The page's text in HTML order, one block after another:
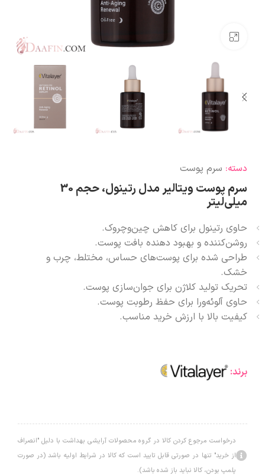
بزرگنمایی تصویر
دسته: سرم پوست
سرم پوست ویتالیر مدل رتینول، حجم 30
میلی‌لیتر
حاوی رتینول برای کاهش چین‌وچروک.
روشن‌کننده و بهبود دهنده بافت پوست.
طراحی شده برای پوست‌های حساس، مختلط، چرب و
خشک.
تحریک تولید کلاژن برای جوان‌سازی پوست.
حاوی آلوئه‌ورا برای حفظ رطوبت پوست.
کیفیت بالا با ارزش خرید مناسب.
برند:
درخواست مرجوع کردن کالا در گروه محصولات آرایشی بهداشت با دلیل "انصراف
از خرید" تنها در صورتی قابل تایید است که کالا در شرایط اولیه باشد (در صورت
پلمپ بودن، کالا نباید باز شده باشد).